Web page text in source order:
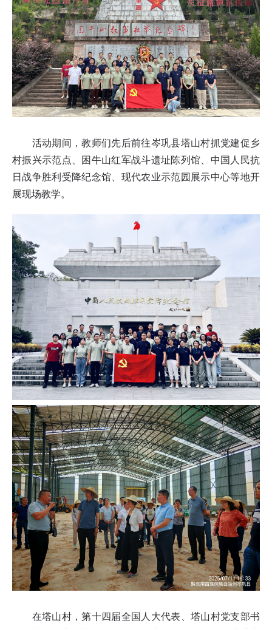
活动期间，教师们先后前往岑巩县塔山村抓党建促乡
村振兴示范点、困牛山红军战斗遗址陈列馆、中国人民抗
日战争胜利受降纪念馆、现代农业示范园展示中心等地开
展现场教学。
在塔山村，第十四届全国人大代表、塔山村党支部书